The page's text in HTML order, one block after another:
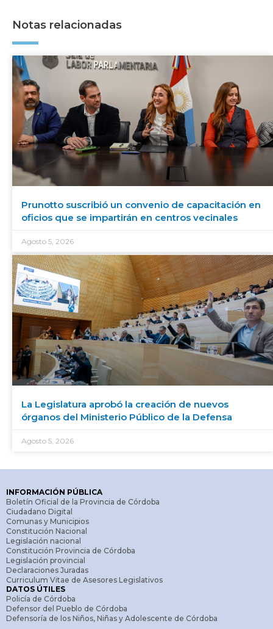
Notas relacionadas
Prunotto suscribió un convenio de capacitación en
oficios que se impartirán en centros vecinales
Agosto 5, 2026
La Legislatura aprobó la creación de nuevos
órganos del Ministerio Público de la Defensa
Agosto 5, 2026
INFORMACIÓN PÚBLICA
Boletín Oficial de la Provincia de Córdoba
Ciudadano Digital
Comunas y Municipios
Constitución Nacional
Legislación nacional
Constitución Provincia de Córdoba
Legislación provincial
Declaraciones Juradas
Curriculum Vitae de Asesores Legislativos
DATOS ÚTILES
Policía de Córdoba
Defensor del Pueblo de Córdoba
Defensoría de los Niños, Niñas y Adolescente de Córdoba